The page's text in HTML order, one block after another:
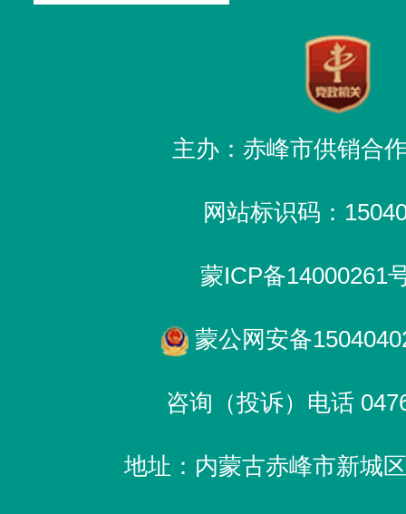
主办：赤峰市供销合
网站标识码：
蒙ICP备14000261
蒙公网安备
咨询（投诉）电话
地址：内蒙古赤峰市新城